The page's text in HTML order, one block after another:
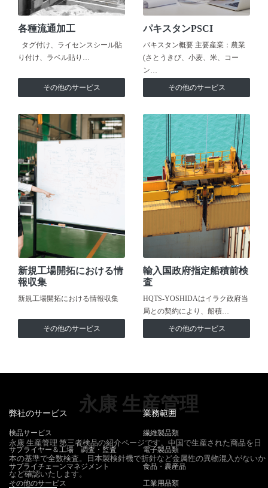
各種流通加工
タグ付け、ライセンスシール貼
り付け、ラベル貼り…
その他のサービス
パキスタンPSCI
パキスタン概要 主要産業：農業
(さとうきび、小麦、米、コー
ン…
その他のサービス
新規工場開拓における情
報収集
新規工場開拓における情報収集
その他のサービス
輸入国政府指定船積前検
査
HQTS-YOSHIDAはイラク政府当
局との契約により、船積…
その他のサービス
永康 生産管理
永康 生産管理 第三者検品の紹介ページです。中国で生産された商品を日
本の基準で全数検査。日本製検針機で折針など金属性の異物混入がないか
など確認いたします。
弊社のサービス
検品サービス
サプライヤー＆工場 調査・監査
サプライチェーンマネジメント
その他のサービス
業務範囲
繊維製品類
電子製品類
食品・農産品
工業用品類